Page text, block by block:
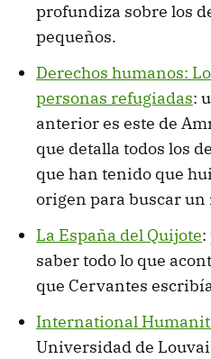
profundiza sobre los
pequeños.
Derechos humanos:
personas refugiadas:
anterior es este de
que detalla todos los
que han tenido que
origen para buscar un
La España del Quijote
saber todo lo que
que Cervantes
International
Universidad de